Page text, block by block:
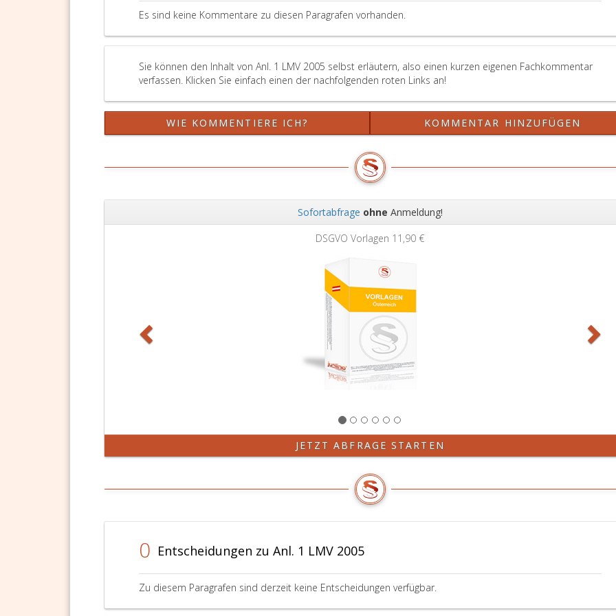
der
verwendet.
Es sind keine Kommentare zu diesen Paragrafen vorhanden.
Sie können den Inhalt von Anl. 1 LMV 2005 selbst erläutern, also einen kurzen eigenen Fachkommentar
verfassen. Klicken Sie einfach einen der nachfolgenden roten Links an!
WIE KOMMENTIERE ICH? KOMMENTAR HINZUFÜGEN
Sofortabfrage ohne Anmeldung!
Grundbuchauszug 11,90 €
JETZT ABFRAGE STARTEN
0 Entscheidungen zu Anl. 1 LMV 2005
Zu diesem Paragrafen sind derzeit keine Entscheidungen verfügbar.